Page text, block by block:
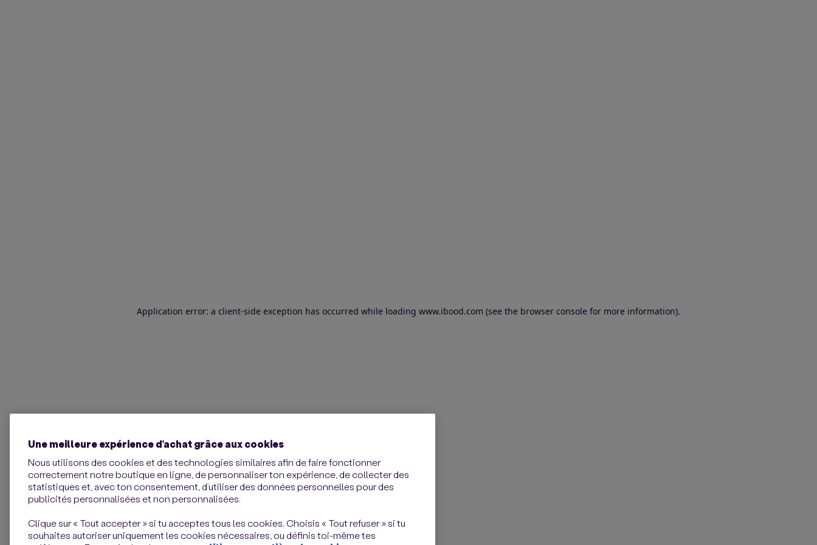
Application error: a client-side exception has occurred while loading www.ibood.com (see the browser console for more information).
Une meilleure expérience d’achat grâce aux cookies
Nous utilisons des cookies et des technologies similaires afin de faire fonctionner
correctement notre boutique en ligne, de personnaliser ton expérience, de collecter des
statistiques et, avec ton consentement, d’utiliser des données personnelles pour des
publicités personnalisées et non personnalisées.
Clique sur « Tout accepter » si tu acceptes tous les cookies. Choisis « Tout refuser » si tu
souhaites autoriser uniquement les cookies nécessaires, ou définis toi-même tes